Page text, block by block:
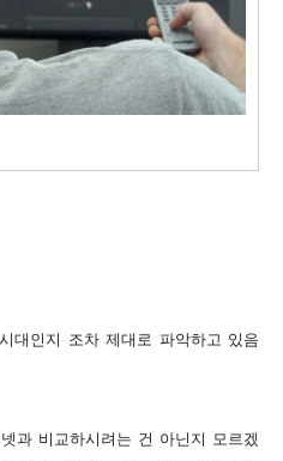
대인지 조차 제대로 파악하고 있음
과 비교하시려는 건 아닌지 모르겠